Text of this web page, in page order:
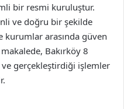
bir resmi kuruluştur.
ve doğru bir şekilde
kurumlar arasında güven
Bakırköy 8
gerçekleştirdiği işlemler